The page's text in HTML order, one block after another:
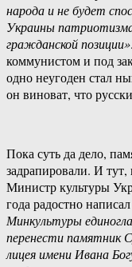
народа и не будет
Украины
гражданской позиции»
коммунистом и под
одно неугоден стал
он виноват, что
Пока суть да дело,
задрапировали. И
Министр культуры
года радостно
Минкультуры
перенести памятник
лицея имени Ивана